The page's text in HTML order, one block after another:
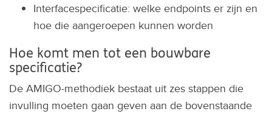
Interfacespecificatie: welke endpoints er zijn en
hoe die aangeroepen kunnen worden
Hoe komt men tot een bouwbare
specificatie?
De AMIGO-methodiek bestaat uit zes stappen die
invulling moeten gaan geven aan de bovenstaande